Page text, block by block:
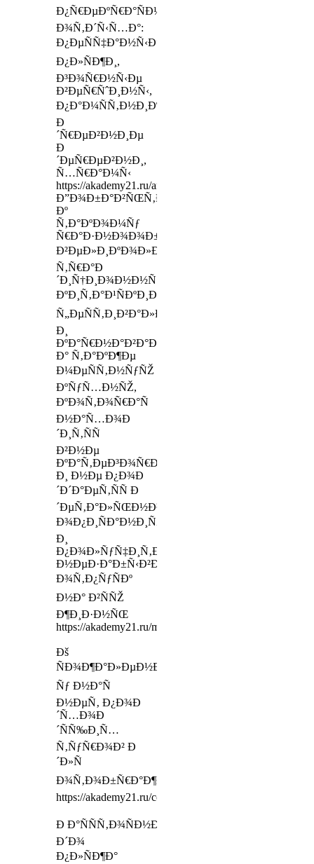
Ð¿Ñ€ÐµÐºÑ€Ð°ÑÐ½Ð¾
Ð¾Ñ‚Ð´Ñ‹Ñ…Ð°:
Ð¿ÐµÑÑ‡Ð°Ð½Ñ‹Ðµ
Ð¿Ð»ÑÐ¶Ð¸,
Ð³Ð¾Ñ€Ð½Ñ‹Ðµ
Ð²ÐµÑ€ÑˆÐ¸Ð½Ñ‹,
Ð¿Ð°Ð¼ÑÑ‚Ð½Ð¸ÐºÐ¸,
Ð
´Ñ€ÐµÐ²Ð½Ð¸Ðµ
Ð
´ÐµÑ€ÐµÐ²Ð½Ð¸,
Ñ…Ñ€Ð°Ð¼Ñ‹
https://akademy21.ru/arhitektura_brovei
Ð”Ð¾Ð±Ð°Ð²ÑŒÑ‚Ðµ
Ðº
Ñ‚Ð°ÐºÐ¾Ð¼Ñƒ
Ñ€Ð°Ð·Ð½Ð¾Ð¾Ð±Ñ€Ð°Ð·Ð¸ÑŽ
Ð²ÐµÐ»Ð¸ÐºÐ¾Ð»ÐµÐ¿Ð¸Ñ
Ñ‚Ñ€Ð°Ð
´Ð¸Ñ†Ð¸Ð¾Ð½Ð½Ñ‹Ðµ
ÐºÐ¸Ñ‚Ð°Ð¹ÑÐºÐ¸Ðµ
Ñ„ÐµÑÑ‚Ð¸Ð²Ð°Ð»Ð¸
Ð¸
ÐºÐ°Ñ€Ð½Ð°Ð²Ð°Ð»Ñ‹,
Ð° Ñ‚Ð°ÐºÐ¶Ðµ
Ð¼ÐµÑÑ‚Ð½ÑƒÑŽ
ÐºÑƒÑ…Ð½ÑŽ,
ÐºÐ¾Ñ‚Ð¾Ñ€Ð°Ñ
Ð½Ð°Ñ…Ð¾Ð
´Ð¸Ñ‚ÑÑ
Ð²Ð½Ðµ
ÐºÐ°Ñ‚ÐµÐ³Ð¾Ñ€Ð¸Ð¹
Ð¸ Ð½Ðµ Ð¿Ð¾Ð
´Ð´Ð°ÐµÑ‚ÑÑ Ð
´ÐµÑ‚Ð°Ð»ÑŒÐ½Ð¾Ð¼Ñƒ
Ð¾Ð¿Ð¸ÑÐ°Ð½Ð¸ÑŽ,
Ð¸
Ð¿Ð¾Ð»ÑƒÑ‡Ð¸Ñ‚Ðµ
Ð½ÐµÐ·Ð°Ð±Ñ‹Ð²Ð°ÐµÐ¼Ñ‹Ð¹
Ð¾Ñ‚Ð¿ÑƒÑÐº
Ð½Ð° Ð²ÑÑŽ
Ð¶Ð¸Ð·Ð½ÑŒ
https://akademy21.ru/master_electrolog
Ðš
ÑÐ¾Ð¶Ð°Ð»ÐµÐ½Ð¸ÑŽ,
Ñƒ Ð½Ð°Ñ
Ð½ÐµÑ‚ Ð¿Ð¾Ð
´Ñ…Ð¾Ð
´ÑÑ‰Ð¸Ñ…
Ñ‚ÑƒÑ€Ð¾Ð² Ð
´Ð»Ñ
Ð¾Ñ‚Ð¾Ð±Ñ€Ð°Ð¶ÐµÐ½Ð¸Ñ
https://akademy21.ru/contacts/volgograd
Ð Ð°ÑÑÑ‚Ð¾ÑÐ½Ð¸Ðµ
Ð´Ð¾
Ð¿Ð»ÑÐ¶Ð°